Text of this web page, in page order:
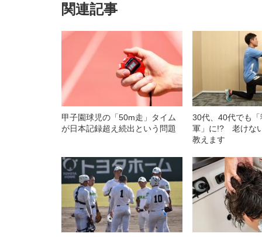
関連記事
甲子園球児の「50m走」タイム
が日本記録超え続出という問題
30代、40代でも
軍」に!? 老けな
教えます